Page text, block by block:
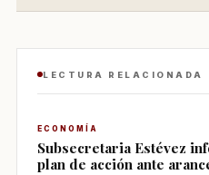
LECTURA RELACIONADA
ECONOMÍA
Subsecretaria Estévez
plan de acción ante